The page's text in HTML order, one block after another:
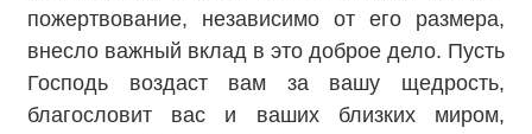
пожертвование, независимо от его размера,
внесло важный вклад в это доброе дело. Пусть
Господь воздаст вам за вашу щедрость,
благословит вас и ваших близких миром,